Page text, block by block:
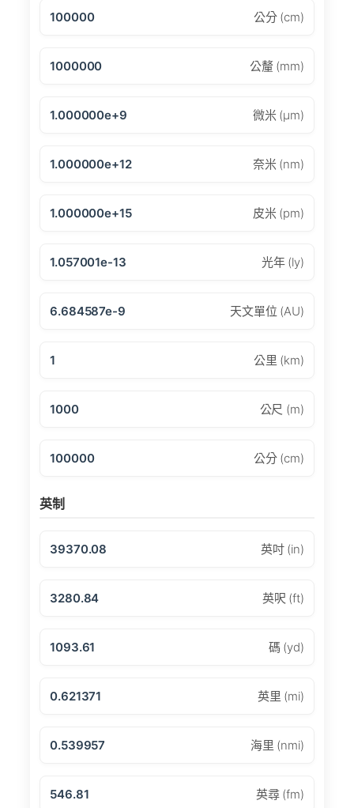
100000 公分 (cm)
1000000 公釐 (mm)
1.000000e+9 微米 (μm)
1.000000e+12 奈米 (nm)
1.000000e+15 皮米 (pm)
1.057001e-13 光年 (ly)
6.684587e-9 天文單位 (AU)
1 公里 (km)
1000 公尺 (m)
100000 公分 (cm)
英制
39370.08 英吋 (in)
3280.84 英呎 (ft)
1093.61 碼 (yd)
0.621371 英里 (mi)
0.539957 海里 (nmi)
546.81 英尋 (fm)